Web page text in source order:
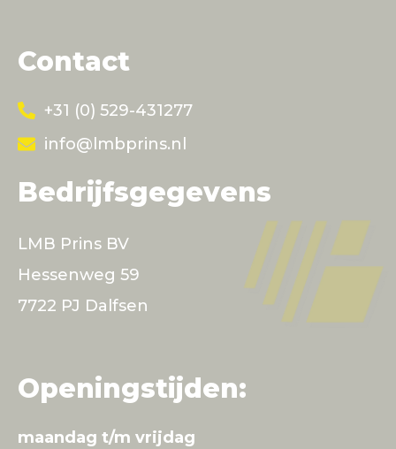
Contact
+31 (0) 529-431277
info@lmbprins.nl
Bedrijfsgegevens
LMB Prins BV
Hessenweg 59
7722 PJ Dalfsen
Openingstijden:
maandag t/m vrijdag